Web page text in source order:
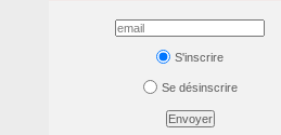
S'inscrire
Se désinscrire